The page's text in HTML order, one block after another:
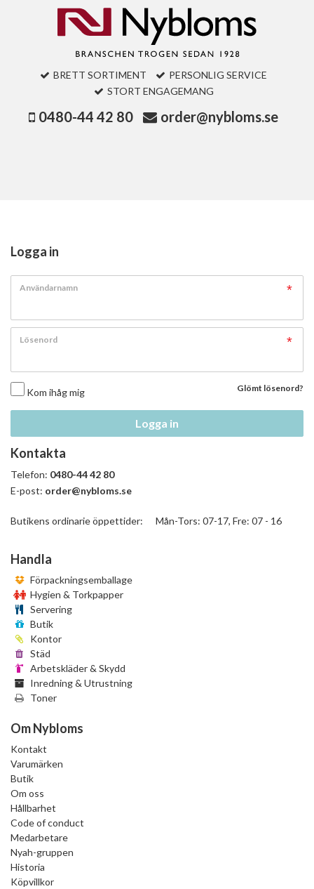
BRETT SORTIMENT
PERSONLIG SERVICE
STORT ENGAGEMANG
0480-44 42 80 order@nybloms.se
Logga in
Användarnamn
Lösenord
Kom ihåg mig Glömt lösenord?
Logga in
Kontakta
Telefon: 0480-44 42 80
E-post: order@nybloms.se
Butikens ordinarie öppettider: Mån-Tors: 07-17, Fre: 07 - 16
Handla
Förpackningsemballage
Hygien & Torkpapper
Servering
Butik
Kontor
Städ
Arbetskläder & Skydd
Inredning & Utrustning
Toner
Om Nybloms
Kontakt
Varumärken
Butik
Om oss
Hållbarhet
Code of conduct
Medarbetare
Nyah-gruppen
Historia
Köpvillkor